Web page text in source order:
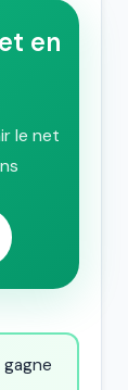
en
le net